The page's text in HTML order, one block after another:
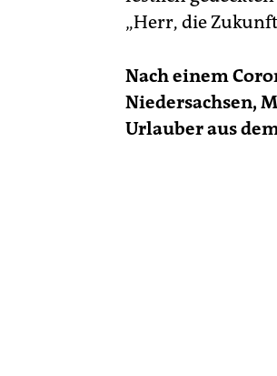
„Herr, die
Nach einem
Niedersachsen,
Urlauber aus